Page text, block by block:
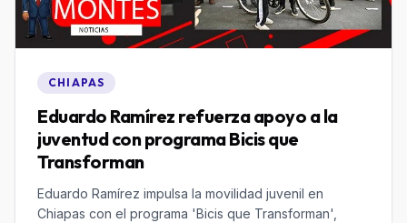
CHIAPAS
Eduardo Ramírez refuerza apoyo a la
juventud con programa Bicis que
Transforman
Eduardo Ramírez impulsa la movilidad juvenil en
Chiapas con el programa 'Bicis que Transforman',